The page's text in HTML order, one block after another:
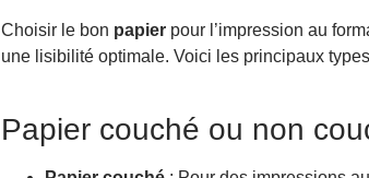
Choisir le bon papier pour l’impression au
une lisibilité optimale. Voici les principaux
Papier couché ou non